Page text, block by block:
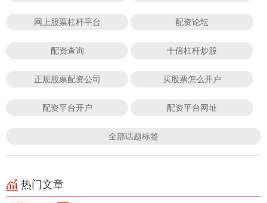
网上股票杠杆平台 配资论坛
配资查询 十倍杠杆炒股
正规股票配资公司 买股票怎么开户
配资平台开户 配资平台网址
全部话题标签
热门文章